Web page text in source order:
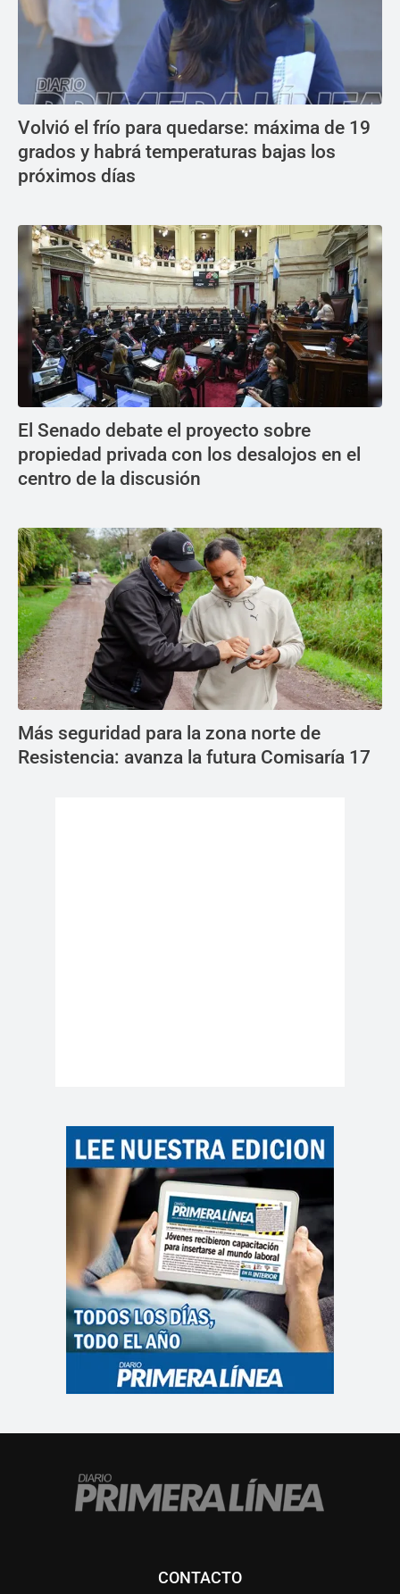
Volvió el frío para quedarse: máxima de 19
grados y habrá temperaturas bajas los
próximos días
El Senado debate el proyecto sobre
propiedad privada con los desalojos en el
centro de la discusión
Más seguridad para la zona norte de
Resistencia: avanza la futura Comisaría 17
CONTACTO